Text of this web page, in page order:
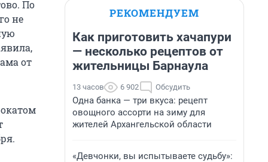
По
не
от
РЕКОМЕНДУЕМ
Как приготовить хачапури
— несколько рецептов от
жительницы Барнаула
13 часов 6 902 Обсудить
Одна банка — три вкуса: рецепт
овощного ассорти на зиму для
жителей Архангельской области
«Девчонки, вы испытываете судьбу»: